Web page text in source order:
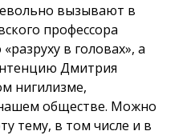
вызывают в
профессора
в головах», а
Дмитрия
нигилизме,
обществе. Можно
тему, в том числе и в